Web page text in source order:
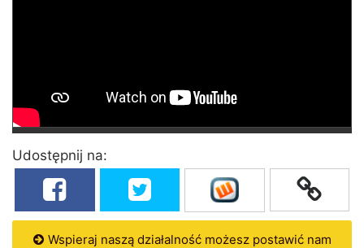
Udostępnij na:
Wspieraj naszą działalność możesz postawić nam